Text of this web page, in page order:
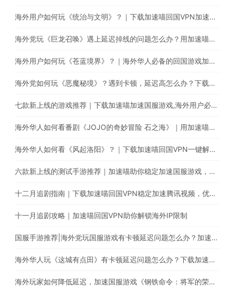
海外用户如何玩《统治与文明》？｜下载加速喵回国VPN加速国服游戏减少卡顿延迟问题
海外党玩《巨龙召唤》遇上延迟掉线的问题怎么办？用加速喵一键回国稳定加速
海外用户如何玩《苍蓝境界》？｜海外华人必备的回国游戏加速器
海外党如何玩《恶魔秘境》？遇到卡顿，延迟高怎么办？下载加速喵稳定加速国服游戏
七款新上线的游戏推荐｜下载加速喵加速国服游戏,海外用户必备的回国加速器
海外华人如何看番剧《JOJO的奇妙冒险 石之海》｜用加速喵回国VPN解锁哔哩哔哩地域限制
海外华人如何看《风起洛阳》？｜下载加速喵回国VPN一键解锁海外IP限制
六款新上线的测试手游推荐｜加速喵助你稳定加速国服游戏，减少延迟卡顿问题
十二月追剧指南｜下载加速喵回国VPN稳定加速腾讯视频，优酷，爱奇艺，芒果TV等平台
十一月追剧攻略｜加速喵回国VPN助你解锁海外IP限制
国服手游推荐|海外党玩国服游戏有卡顿延迟问题怎么办？加速喵回国VPN助你稳定加速国服游戏
海外华人玩《这城有点田》有卡顿延迟问题怎么办？下载加速喵稳定加速国内游戏
海外玩家如何降低延迟，加速国服游戏《钢铁命令：将军的荣耀3》?